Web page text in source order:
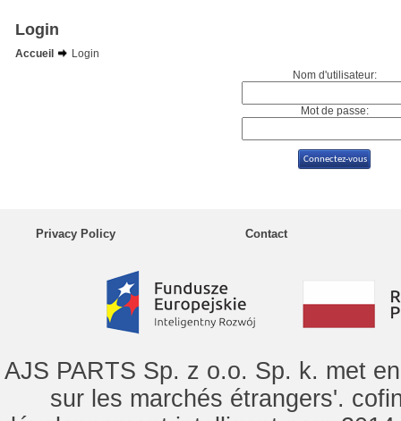
Login
Accueil
Login
Nom d'utilisateur:
Mot de passe:
Privacy Policy Contact
AJS PARTS Sp. z o.o. Sp. k. met
sur les marchés étrangers'.